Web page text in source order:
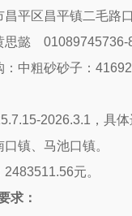
昌平区昌平镇二毛路口
思懿 01089745736-
：中粗砂砂子：
2026.3.1 ，具
镇、马池口镇。
2483511.56元。
求：